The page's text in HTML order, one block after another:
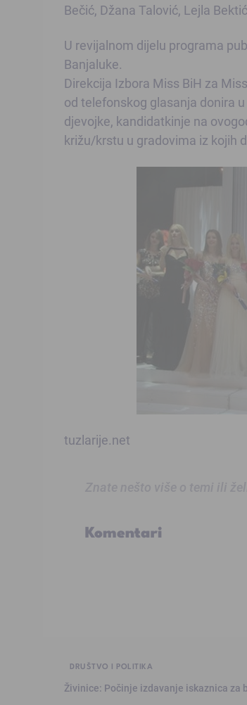
Bečić, Džana Talović, Lejla
U revijalnom dijelu programa
Banjaluke.
Direkcija Izbora Miss BiH za
od telefonskog glasanja donira
djevojke, kandidatkinje na
križu/krstu u gradovima iz kojih
tuzlarije.net
Znate nešto više o temi ili
Komentari
DRUŠTVO I POLITIKA
Živinice: Počinje izdavanje iskaznica za